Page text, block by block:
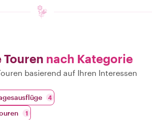
Touren nach Kategorie
basierend auf Ihren Interessen
4
1